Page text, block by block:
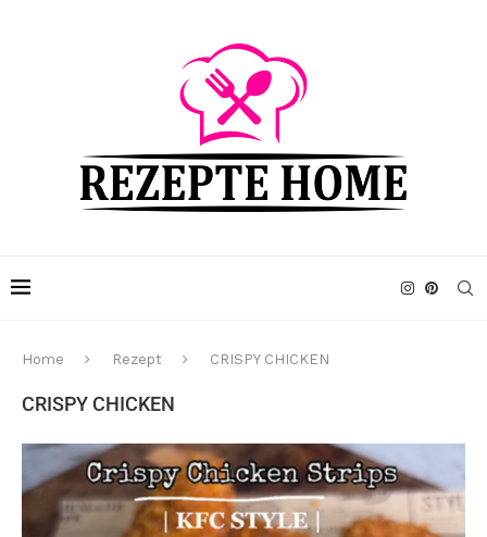
Home Rezept CRISPY CHICKEN
CRISPY CHICKEN